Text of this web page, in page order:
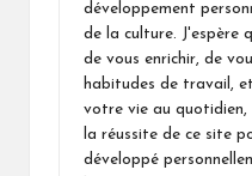
développement
de la culture. J'espère
de vous enrichir, de
habitudes de travail,
votre vie au
la réussite de ce site
développé